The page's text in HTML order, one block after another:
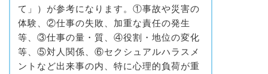
て」）が参考になります。①事故や災害の
体験、②仕事の失敗、加重な責任の発生
等、③仕事の量・質、④役割・地位の変化
等、⑤対人関係、⑥セクシュアルハラスメ
ントなど出来事の内、特に心理的負荷が重